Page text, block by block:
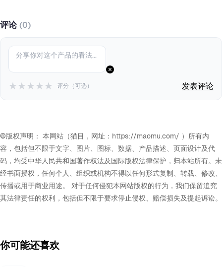
评论(0)
★★★★★ 评分（可选） 发表评论
©版权声明： 本网站（猫目，网址：https://maomu.com/ ）所有内
容，包括但不限于文字、图片、图标、数据、产品描述、页面设计及代
码，均受中华人民共和国著作权法及国际版权法律保护，归本站所有。未
经书面授权，任何个人、组织或机构不得以任何形式复制、转载、修改、
传播或用于商业用途。 对于任何侵犯本网站版权的行为，我们保留追究
其法律责任的权利，包括但不限于要求停止侵权、赔偿损失及提起诉讼。
你可能还喜欢